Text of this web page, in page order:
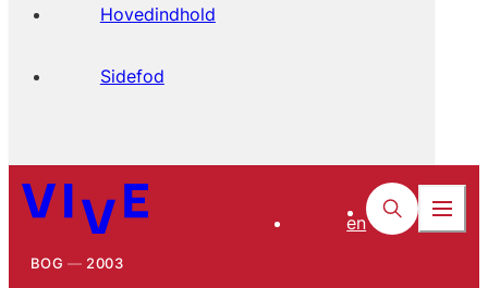
Hovedindhold
Sidefod
en
BOG 2003